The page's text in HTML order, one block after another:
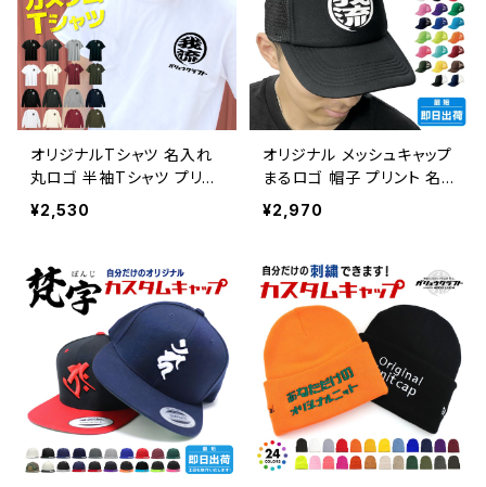
プレゼント
オリジナルTシャツ 名入れ
丸ロゴ 半袖Tシャツ プリン
ト 釣り バイク チーム ユニ
フォーム ガリュウクラフト
¥2,530
オリジナル メッシュキャップ
まるロゴ 帽子 プリント 名
入れ プレゼント 丸ロゴ 海
釣り 人気 漢字 キッズ 子供
プリント加工 プレゼント 還
暦 団体 チーム ゴルフ コン
ペ オーダーメイド 誕生日
贈り物 景品 お揃い ペア ユ
ニフォーム
¥2,970